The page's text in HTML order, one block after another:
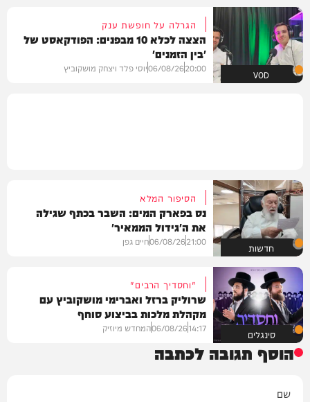
VOD
הגרלה על חופשת ענק
הצצה לכלא 10 מבפנים: הפודקאסט של
'בין הזמנים'
20:00
06/08/26יוסי פלד ויצחק מושקוביץ
חדשות
הסיפור המלא
נס בפארק המים: השבר בכתף שגילה
את ה'גידול הממאיר'
21:00
06/08/26חיים גפן
סינגלים
"וחסדיך הרבים"
שרוליק ברזל ואברימי מושקוביץ עם
מקהלת מלכות בביצוע סוחף
14:17
06/08/26המחדש מיוזיק
הוסף תגובה לכתבה